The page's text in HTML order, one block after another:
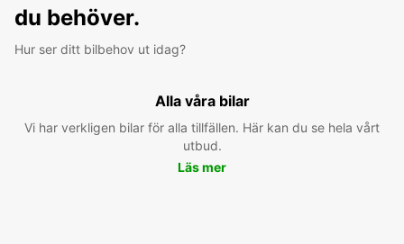
du behöver.
Hur ser ditt bilbehov ut idag?
Alla våra bilar
Vi har verkligen bilar för alla tillfällen. Här kan du se hela vårt
utbud.
Läs mer